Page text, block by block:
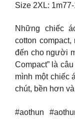
Size 2XL:
Những chiếc
cotton
đến cho người
Compact” là
mình một chiếc
chút, bền hơn
#aothun